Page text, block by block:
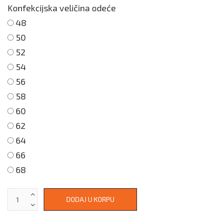
Konfekcijska veličina odeće
48
50
52
54
56
58
60
62
64
66
68